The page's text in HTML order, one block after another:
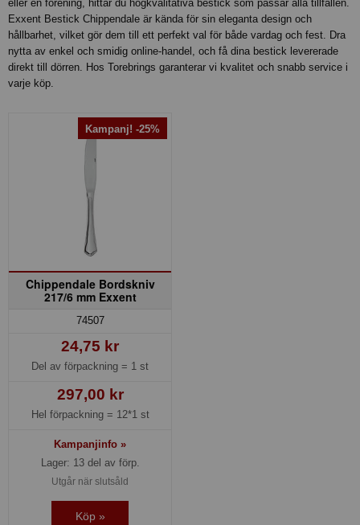
eller en förening, hittar du högkvalitativa bestick som passar alla tillfällen.
Exxent Bestick Chippendale är kända för sin eleganta design och
hållbarhet, vilket gör dem till ett perfekt val för både vardag och fest. Dra
nytta av enkel och smidig online-handel, och få dina bestick levererade
direkt till dörren. Hos Torebrings garanterar vi kvalitet och snabb service i
varje köp.
Kampanj! -25%
Chippendale Bordskniv
217/6 mm Exxent
74507
24,75 kr
Del av förpackning = 1 st
297,00 kr
Hel förpackning = 12*1 st
Kampanjinfo »
Lager: 13 del av förp.
Utgår när slutsåld
Köp »